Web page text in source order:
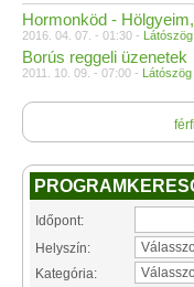
Hormonköd -
2016. 04. 07. - 01:30 - Látószög
Borús reggeli üzenetek
2011. 10. 09. - 07:00 - Látószög
Időpont:
Helyszín:
Kategória: